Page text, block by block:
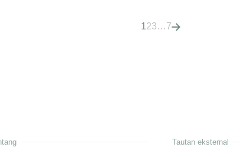
123…7
Tautan eksternal